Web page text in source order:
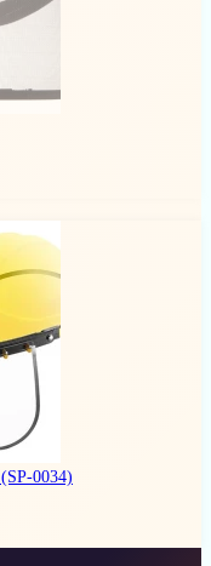
(SP-0034)